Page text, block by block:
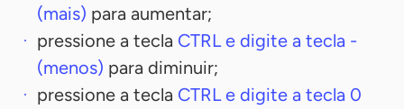
(mais) para aumentar;
pressione a tecla CTRL e digite a tecla -
(menos) para diminuir;
pressione a tecla CTRL e digite a tecla 0